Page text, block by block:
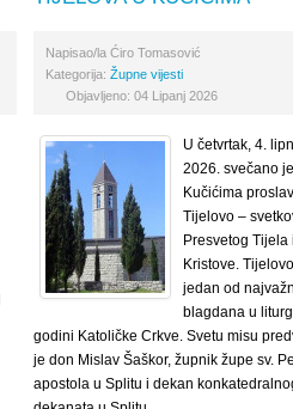
Napisao/la Ćiro Tomasović
Kategorija: Župne vijesti
Objavljeno: 04 Lipanj 2026
U četvrtak, 4.
2026. svečano
Kučićima
Tijelovo –
Presvetog Tijela
Kristove.
jedan od
blagdana u
godini Katoličke Crkve. Svetu misu
je don Mislav Šaškor, župnik župe sv.
apostola u Splitu i dekan